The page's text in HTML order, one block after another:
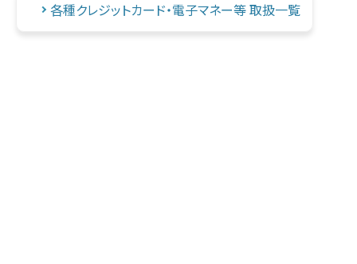
各種クレジットカード・電子マネー等 取扱一覧